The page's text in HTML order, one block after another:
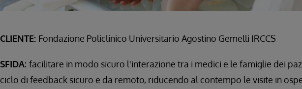
CLIENTE: Fondazione Policlinico Universitario Agostino Gemelli IRCCS
SFIDA: facilitare in modo sicuro l'interazione tra i medici e le famiglie dei
ciclo di feedback sicuro e da remoto, riducendo al contempo le visite in